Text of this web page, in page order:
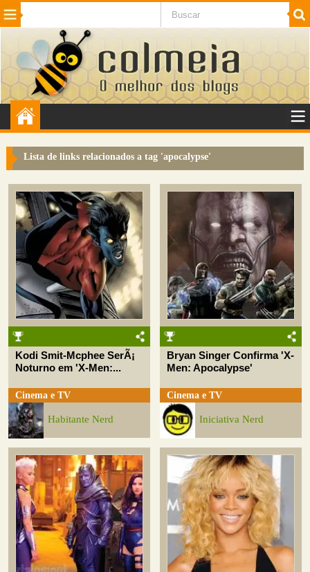
Beleza Cinema e TV
Internet Jogos NotÃ­cias SaÃºde
VeÃ­culos Adulto
Sugerir Link
Colmeia Exchange
Perguntas Frequentes
Sobre
Contato
Lista de links relacionados a tag 'apocalypse'
Kodi Smit-Mcphee SerÃ¡
Noturno em 'X-Men:...
Cinema e TV
Habitante Nerd
Bryan Singer Confirma 'X-
Men: Apocalypse'
Cinema e TV
Iniciativa Nerd